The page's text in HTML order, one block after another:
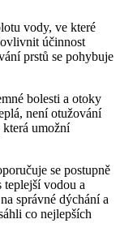
vody, ve které
účinnost
prstů se pohybuje
bolesti a otoky
není otužování
umožní
se postupně
teplejší vodou a
správné dýchání a
co nejlepších